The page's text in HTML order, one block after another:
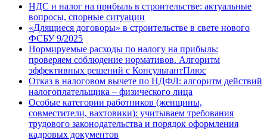
НДС и налог на прибыль в строительстве: актуальные
вопросы, спорные ситуации
«Длящиеся договоры» в строительстве в свете нового
ФСБУ 9/2025
Нормируемые расходы по налогу на прибыль:
проверяем соблюдение нормативов. Алгоритм
эффективных решений с КонсультантПлюс
Отказ в налоговом вычете по НДФЛ: алгоритм действий
налогоплательщика – физического лица
Особые категории работников (женщины,
совместители, вахтовики): учитываем требования
трудового законодательства и порядок оформления
кадровых документов